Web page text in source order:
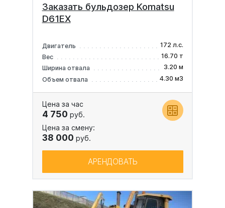
Заказать бульдозер Komatsu
D61EX
Двигатель
172 л.с.
Вес
16.70 т
Ширина отвала
3.20 м
Объем отвала
4.30 м3
Цена за час
4 750 руб.
Цена за смену:
38 000 руб.
АРЕНДОВАТЬ